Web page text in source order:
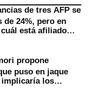
de tres AFP se
de 24%, pero en
está afiliado
propone
puso en jaque
implicaría los